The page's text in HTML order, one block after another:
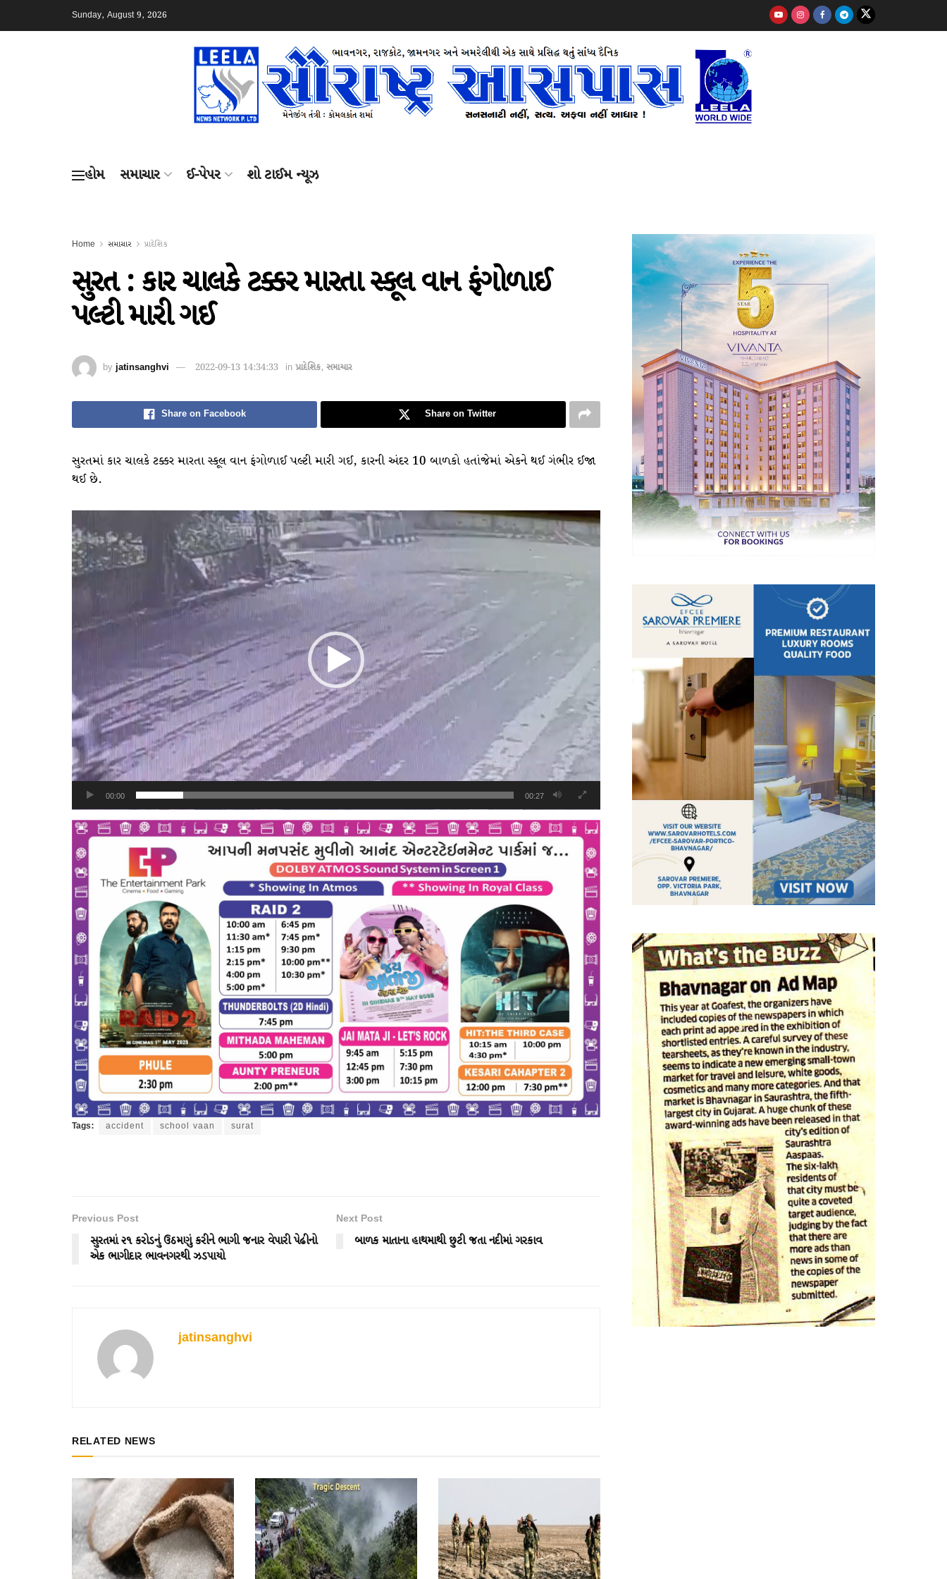
Sunday, August 9, 2026
હોમ સમાચાર ઈ-પેપર શો ટાઈમ ન્યૂઝ
Home સમાચાર પ્રાદેશિક
સુરત : કાર ચાલકે ટક્કર મારતા સ્કૂલ વાન ફંગોળાઈ
પલ્ટી મારી ગઈ
by jatinsanghvi 2022-09-13 14:34:33 in પ્રાદેશિક, સમાચાર
Share on Facebook Share on Twitter
સુરતમાં કાર ચાલકે ટક્કર મારતા સ્કૂલ વાન ફંગોળાઈ પલ્ટી મારી ગઈ, કારની અંદર 10 બાળકો હતાંજેમાં એકને થઈ ગંભીર ઈજા
થઈ છે.
Player
00:00 00:27
Tags: accident school vaan surat
Previous Post
સુરતમાં ૨૧ કરોડનું ઉઠમણું કરીને ભાગી જનાર વેપારી પેઢીનો
એક ભાગીદાર ભાવનગરથી ઝડપાયો
Next Post
બાળક માતાના હાથમાથી છુટી જતા નદીમાં ગરકાવ
jatinsanghvi
RELATED NEWS